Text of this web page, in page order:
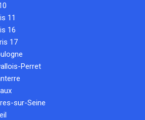
11
16
17
Perret
sur-Seine